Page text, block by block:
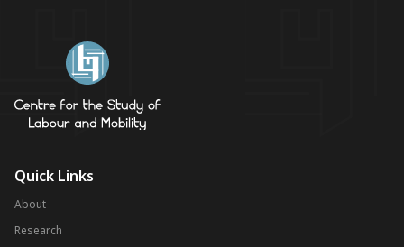
Quick Links
About
Research